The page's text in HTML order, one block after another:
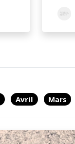
Avril Mars